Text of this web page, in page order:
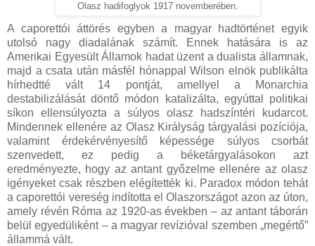
Olasz hadifoglyok 1917 novemberében.
A caporettói áttörés egyben a magyar hadtörténet egyik
utolsó nagy diadalának számít. Ennek hatására is az
Amerikai Egyesült Államok hadat üzent a dualista államnak,
majd a csata után másfél hónappal Wilson elnök publikálta
hírhedtté vált 14 pontját, amellyel a Monarchia
destabilizálását döntő módon katalizálta, egyúttal politikai
síkon ellensúlyozta a súlyos olasz hadszíntéri kudarcot.
Mindennek ellenére az Olasz Királyság tárgyalási pozíciója,
valamint érdekérvényesítő képessége súlyos csorbát
szenvedett, ez pedig a béketárgyalásokon azt
eredményezte, hogy az antant győzelme ellenére az olasz
igényeket csak részben elégítették ki. Paradox módon tehát
a caporettói vereség indította el Olaszországot azon az úton,
amely révén Róma az 1920-as években ‒ az antant táborán
belül egyedüliként – a magyar revízióval szemben „megértő”
állammá vált.